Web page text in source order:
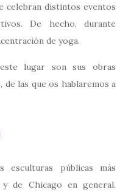
celebran distintos eventos
De hecho, durante
de yoga.
lugar son sus obras
las que os hablaremos a
públicas más
de Chicago en general.